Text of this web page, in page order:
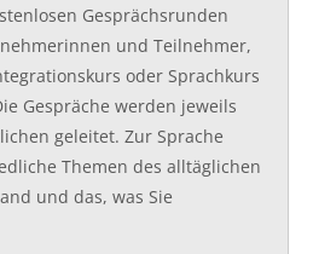
Gesprächsrunden
und Teilnehmer,
oder Sprachkurs
Gespräche werden jeweils
geleitet. Zur Sprache
Themen des alltäglichen
und das, was Sie